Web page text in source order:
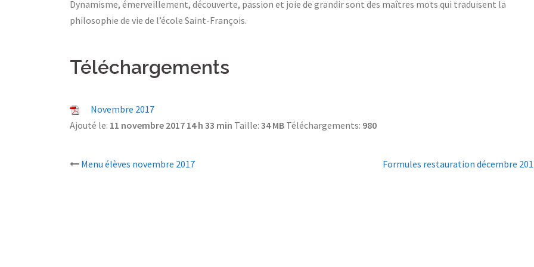
Dynamisme, émerveillement, découverte, passion et joie de grandir sont des maîtres mots qui traduisent la
philosophie de vie de l’école Saint-François.
Téléchargements
Novembre 2017
Ajouté le: 11 novembre 2017 14 h 33 min Taille: 34 MB Téléchargements: 980
Navigation
Menu élèves novembre 2017 Formules restauration décembre